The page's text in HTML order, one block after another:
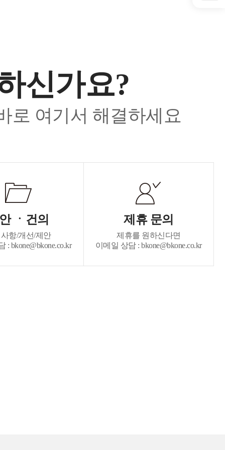
신가요?
로 여기서 해결하세요
ㆍ건의
항/개선/제안
: bkone@bkone.co.kr
제휴 문의
제휴를 원하신다면
이메일 상담 : bkone@bkone.co.kr